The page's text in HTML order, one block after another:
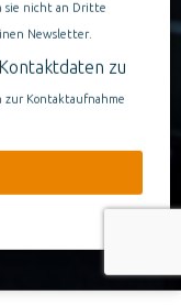
sie nicht an Dritte
Newsletter.
zu
zur Kontaktaufnahme